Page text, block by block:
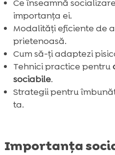
 Tehnici de relaxare
sociabilă
 Rolul jocului în
Combate anxietatea
socializare
Importanța rutinei în
 Menținerea
 Concluzie
Ce înseamnă
importanța ei.
Modalități eficiente de
prietenoasă.
Cum să-ți adaptezi
Tehnici practice pentru
sociabile.
Strategii pentru
ta.
Importanța